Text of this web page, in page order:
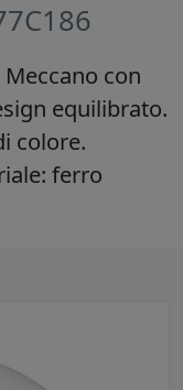
con
equilibrato.
colore.
ferro